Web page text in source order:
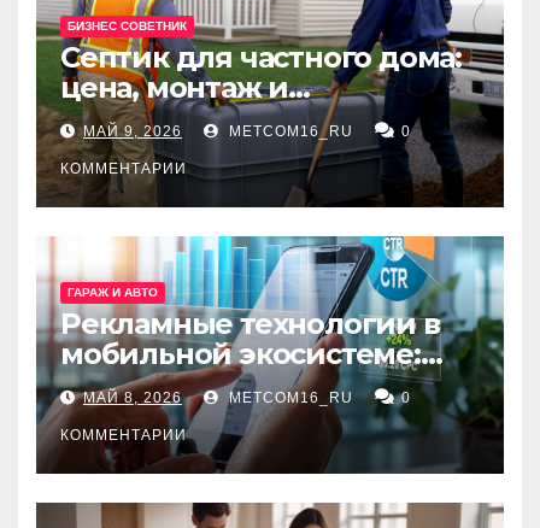
БИЗНЕС СОВЕТНИК
Септик для частного дома:
цена, монтаж и
организация автономной
канализации
МАЙ 9, 2026 METCOM16_RU 0
КОММЕНТАРИИ
ГАРАЖ И АВТО
Рекламные технологии в
мобильной экосистеме:
ключевые сервисы и
принципы работы
МАЙ 8, 2026 METCOM16_RU 0
КОММЕНТАРИИ